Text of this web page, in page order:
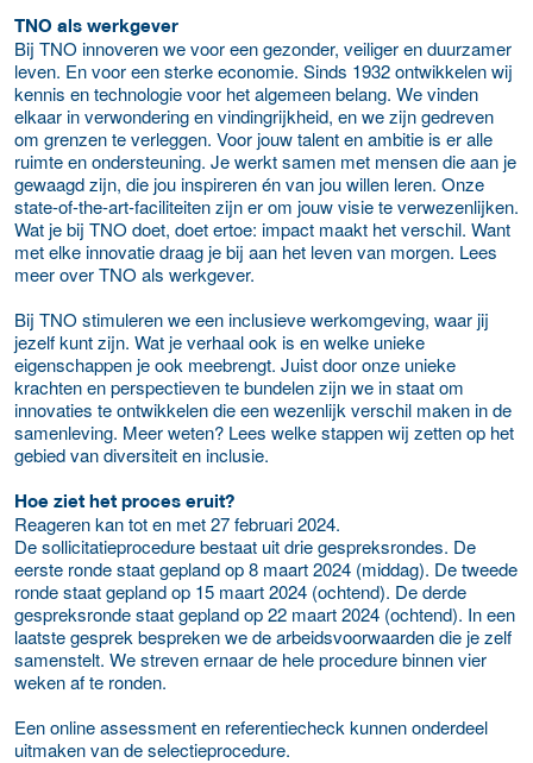
TNO als werkgever
Bij TNO innoveren we voor een gezonder, veiliger en duurzamer
leven. En voor een sterke economie. Sinds 1932 ontwikkelen wij
kennis en technologie voor het algemeen belang. We vinden
elkaar in verwondering en vindingrijkheid, en we zijn gedreven
om grenzen te verleggen. Voor jouw talent en ambitie is er alle
ruimte en ondersteuning. Je werkt samen met mensen die aan je
gewaagd zijn, die jou inspireren én van jou willen leren. Onze
state-of-the-art-faciliteiten zijn er om jouw visie te verwezenlijken.
Wat je bij TNO doet, doet ertoe: impact maakt het verschil. Want
met elke innovatie draag je bij aan het leven van morgen. Lees
meer over TNO als werkgever.
Bij TNO stimuleren we een inclusieve werkomgeving, waar jij
jezelf kunt zijn. Wat je verhaal ook is en welke unieke
eigenschappen je ook meebrengt. Juist door onze unieke
krachten en perspectieven te bundelen zijn we in staat om
innovaties te ontwikkelen die een wezenlijk verschil maken in de
samenleving. Meer weten? Lees welke stappen wij zetten op het
gebied van diversiteit en inclusie.
Hoe ziet het proces eruit?
Reageren kan tot en met 27 februari 2024.
De sollicitatieprocedure bestaat uit drie gespreksrondes. De
eerste ronde staat gepland op 8 maart 2024 (middag). De tweede
ronde staat gepland op 15 maart 2024 (ochtend). De derde
gespreksronde staat gepland op 22 maart 2024 (ochtend). In een
laatste gesprek bespreken we de arbeidsvoorwaarden die je zelf
samenstelt. We streven ernaar de hele procedure binnen vier
weken af te ronden.
Een online assessment en referentiecheck kunnen onderdeel
uitmaken van de selectieprocedure.